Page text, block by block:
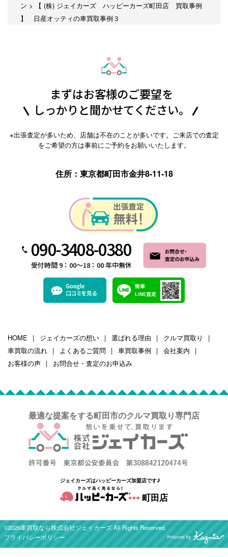
ン >
【 (株) ジェイカーズ ハッピーカーズ町田店 買取事例
】 日産オッティの車買取事例３
まずはお客様のご要望を
しっかりと聞かせてください。
※出張査定が多いため、店舗は不在のことが多いです。ご来店での査定
をご希望の方は事前にご予約をお願いいたします。
住所：東京都町田市金井8-11-18
090-3408-0380
受付時間 9：00～18：00 年中無休
HOME ジェイカーズの想い 選ばれる理由
クルマ買取り
車買取の流れ
よくあるご質問 車買取事例
会社案内
お客様の声
お問合せ・査定のお申込み
最適な提案をする町田市のクルマ買取り専門店
ジェイカーズはハッピーカーズ加盟店です♪
町田店
©2026車買取なら株式会社ジェイカーズ All Rights Reserved.
プライバシーポリシー